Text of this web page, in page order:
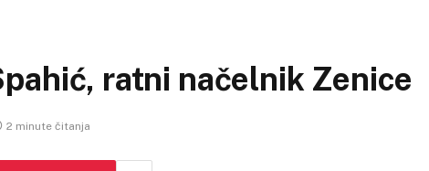
ratni načelnik Zenice
2 minute čitanja